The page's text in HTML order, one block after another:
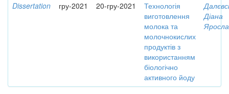
Dissertation гру-2021 20-гру-2021
Технологія
виготовлення
молока та
молочнокислих
продуктів з
використанням
біологічно
активного йоду
Діана